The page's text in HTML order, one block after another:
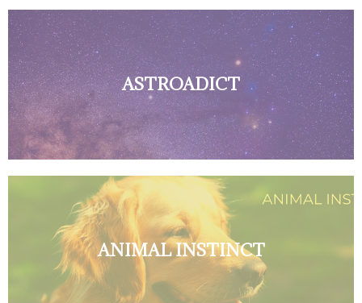
ASTROADICT
ANIMAL INSTINCT